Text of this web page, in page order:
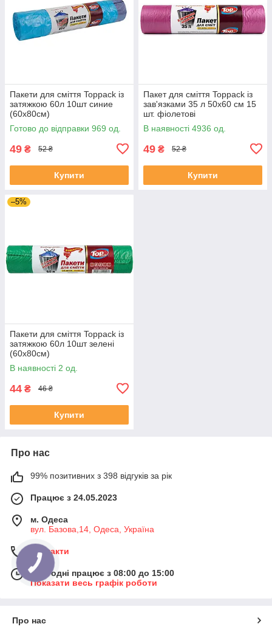
Пакети для сміття Toppack із
затяжкою 60л 10шт синие
(60х80см)
Готово до відправки 969 од.
49 ₴ 52 ₴
Купити
Пакет для сміття Toppack із
зав'язками 35 л 50х60 см 15
шт. фіолетові
В наявності 4936 од.
49 ₴ 52 ₴
Купити
–5%
Пакети для сміття Toppack із
затяжкою 60л 10шт зелені
(60х80см)
В наявності 2 од.
44 ₴ 46 ₴
Купити
Про нас
99% позитивних з 398 відгуків за рік
Працює з 24.05.2023
м. Одеса
вул. Базова,14, Одеса, Україна
Контакти
Сьогодні працює з 08:00 до 15:00
Показати весь графік роботи
Про нас